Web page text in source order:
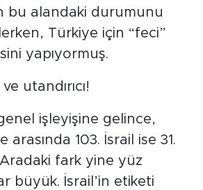
bu alandaki durumunu
Türkiye için “feci”
yapıyormuş.
utandırıcı!
işleyişine gelince,
arasında 103. İsrail ise 31.
fark yine yüz
büyük. İsrail’in etiketi